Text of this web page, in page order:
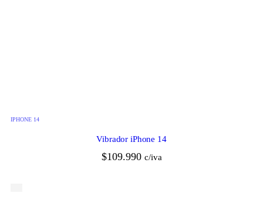
IPHONE 14
Vibrador iPhone 14
$109.990 c/iva